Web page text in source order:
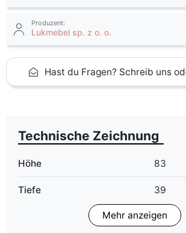
Produzent:
Lukmebel sp. z o. o.
Hast du Fragen? Schreib uns
Technische Zeichnung
Höhe 83
Tiefe 39
LED Beleuchtung Im Preis
Mehr anzeigen